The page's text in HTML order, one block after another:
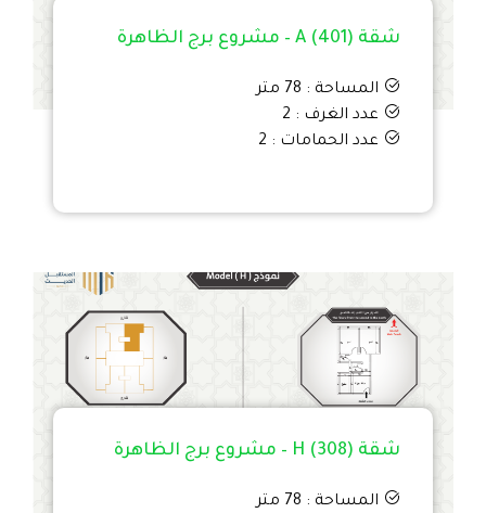
شقة A (401) – مشروع برج الظاهرة
المساحة : 78 متر
عدد الغرف : 2
عدد الحمامات : 2
شقة H (308) – مشروع برج الظاهرة
المساحة : 78 متر